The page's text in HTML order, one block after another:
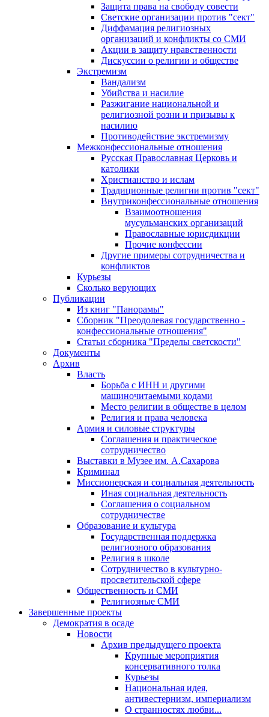
Защита права на свободу совести
Светские организации против "сект"
Диффамация религиозных
организаций и конфликты со СМИ
Акции в защиту нравственности
Дискуссии о религии и обществе
Экстремизм
Вандализм
Убийства и насилие
Разжигание национальной и
религиозной розни и призывы к
насилию
Противодействие экстремизму
Межконфессиональные отношения
Русская Православная Церковь и
католики
Христианство и ислам
Традиционные религии против "сект"
Внутриконфессиональные отношения
Взаимоотношения
мусульманских организаций
Православные юрисдикции
Прочие конфессии
Другие примеры сотрудничества и
конфликтов
Курьезы
Сколько верующих
Публикации
Из книг "Панорамы"
Сборник "Преодолевая государственно -
конфессиональные отношения"
Статьи сборника "Пределы светскости"
Документы
Архив
Власть
Борьба с ИНН и другими
машиночитаемыми кодами
Место религии в обществе в целом
Религия и права человека
Армия и силовые структуры
Соглашения и практическое
сотрудничество
Выставки в Музее им. А.Сахарова
Криминал
Миссионерская и социальная деятельность
Иная социальная деятельность
Соглашения о социальном
сотрудничестве
Образование и культура
Государственная поддержка
религиозного образования
Религия в школе
Сотрудничество в культурно-
просветительской сфере
Общественность и СМИ
Религиозные СМИ
Завершенные проекты
Демократия в осаде
Новости
Архив предыдущего проекта
Крупные мероприятия
консервативного толка
Курьезы
Национальная идея,
антивестернизм, империализм
О странностях любви...